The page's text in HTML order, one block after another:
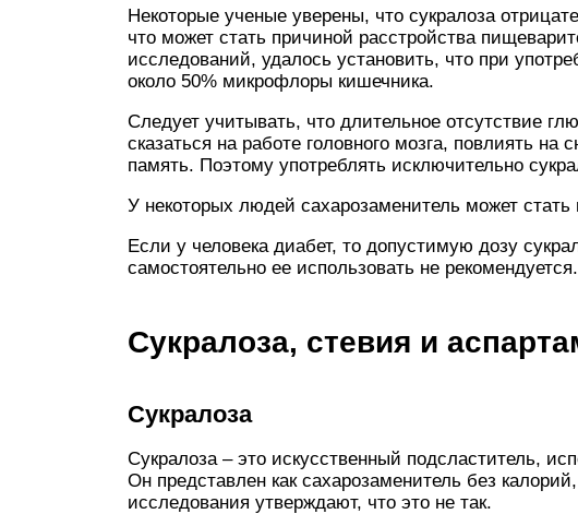
Некоторые ученые уверены, что сукралоза
что может стать причиной расстройства
исследований, удалось установить, что при
около 50% микрофлоры кишечника.
Следует учитывать, что длительное отсутствие
сказаться на работе головного мозга, повлиять
память. Поэтому употреблять исключительно
У некоторых людей сахарозаменитель может
Если у человека диабет, то допустимую дозу
самостоятельно ее использовать не рекомендуется.
Сукралоза, стевия и
Сукралоза
Сукралоза – это искусственный подсластитель,
Он представлен как сахарозаменитель без
исследования утверждают, что это не так.